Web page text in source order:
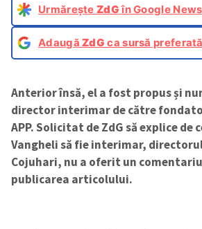
Urmărește ZdGîn Google News
AdaugăZdG ca sursă preferată
Anterior însă, el a fost propus și
director interimar de către
APP. Solicitat de ZdG să explice de
Vangheli să fie interimar,
Cojuhari, nu a oferit un
publicarea articolului.